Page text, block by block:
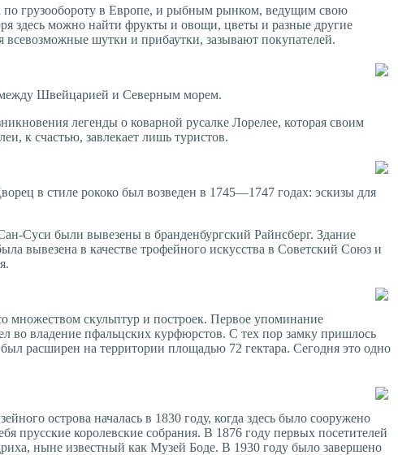
по грузообороту в Европе, и рыбным рынком, ведущим свою
здесь можно найти фрукты и овощи, цветы и разные другие
шутки и прибаутки, зазывают покупателей.
между Швейцарией и Северным морем.
легенды о коварной русалке Лорелее, которая своим
к счастью, завлекает лишь туристов.
в стиле рококо был возведен в 1745—1747 годах: эскизы для
Суси были вывезены в бранденбургский Райнсберг. Здание
вывезена в качестве трофейного искусства в Советский Союз и
множеством скульптур и построек. Первое упоминание
во владение пфальцских курфюрстов. С тех пор замку пришлось
расширен на территории площадью 72 гектара. Сегодня это одно
острова началась в 1830 году, когда здесь было сооружено
прусские королевские собрания. В 1876 году первых посетителей
ныне известный как Музей Боде. В 1930 году было завершено